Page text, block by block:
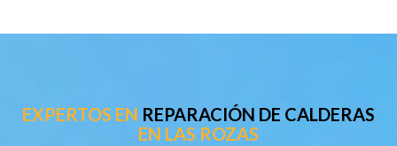
EXPERTOS EN REPARACIÓN DE CALDERAS
EN LAS ROZAS